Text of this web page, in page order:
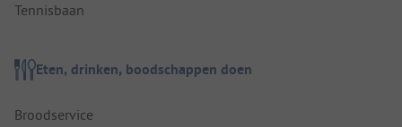
Tennisbaan
Eten, drinken, boodschappen doen
Broodservice